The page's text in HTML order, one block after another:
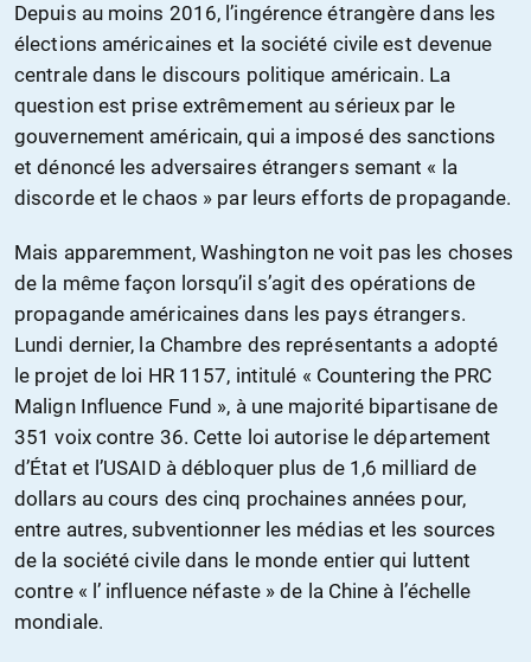
Depuis au moins 2016, l’ingérence étrangère dans les
élections américaines et la société civile est devenue
centrale dans le discours politique américain. La
question est prise extrêmement au sérieux par le
gouvernement américain, qui a imposé des sanctions
et dénoncé les adversaires étrangers semant « la
discorde et le chaos » par leurs efforts de propagande.
Mais apparemment, Washington ne voit pas les choses
de la même façon lorsqu’il s’agit des opérations de
propagande américaines dans les pays étrangers.
Lundi dernier, la Chambre des représentants a adopté
le projet de loi HR 1157, intitulé « Countering the PRC
Malign Influence Fund », à une majorité bipartisane de
351 voix contre 36. Cette loi autorise le département
d’État et l’USAID à débloquer plus de 1,6 milliard de
dollars au cours des cinq prochaines années pour,
entre autres, subventionner les médias et les sources
de la société civile dans le monde entier qui luttent
contre « l’ influence néfaste » de la Chine à l’échelle
mondiale.